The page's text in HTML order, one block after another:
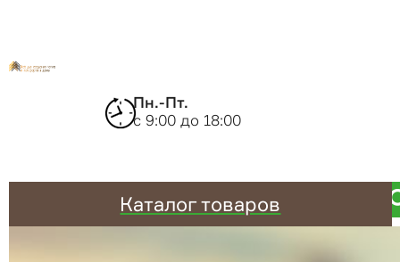
Пн.-Пт.
с 9:00 до 18:00
Каталог товаров